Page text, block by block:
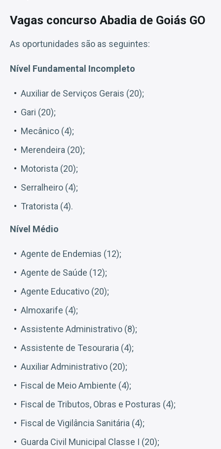
Vagas concurso Abadia de Goiás GO
As oportunidades são as seguintes:
Nível Fundamental Incompleto
Auxiliar de Serviços Gerais (20);
Gari (20);
Mecânico (4);
Merendeira (20);
Motorista (20);
Serralheiro (4);
Tratorista (4).
Nível Médio
Agente de Endemias (12);
Agente de Saúde (12);
Agente Educativo (20);
Almoxarife (4);
Assistente Administrativo (8);
Assistente de Tesouraria (4);
Auxiliar Administrativo (20);
Fiscal de Meio Ambiente (4);
Fiscal de Tributos, Obras e Posturas (4);
Fiscal de Vigilância Sanitária (4);
Guarda Civil Municipal Classe I (20);